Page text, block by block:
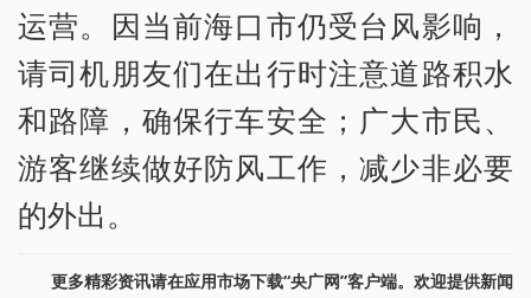
运营。因当前海口市仍受台风影响，
请司机朋友们在出行时注意道路积水
和路障，确保行车安全；广大市民、
游客继续做好防风工作，减少非必要
的外出。
更多精彩资讯请在应用市场下载“央广网”客户端。欢迎提供新闻